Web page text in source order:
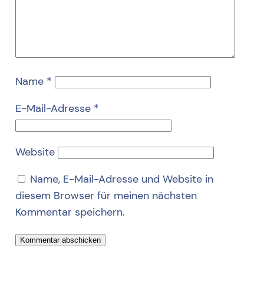
Name *
E-Mail-Adresse *
Website
Name, E-Mail-Adresse und Website in
diesem Browser für meinen nächsten
Kommentar speichern.